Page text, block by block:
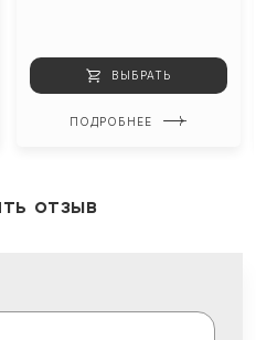
ВЫБРАТЬ
ПОДРОБНЕЕ
отзыв